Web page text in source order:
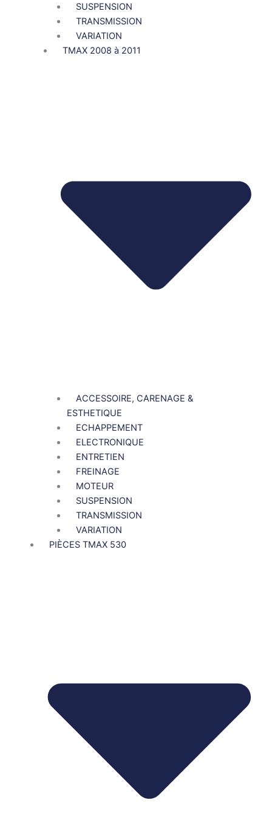
SUSPENSION
TRANSMISSION
VARIATION
TMAX 2008 à 2011
ACCESSOIRE, CARENAGE &
ESTHETIQUE
ECHAPPEMENT
ELECTRONIQUE
ENTRETIEN
FREINAGE
MOTEUR
SUSPENSION
TRANSMISSION
VARIATION
PIÈCES TMAX 530